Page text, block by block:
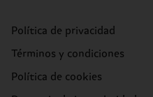
Política de privacidad
Términos y condiciones
Política de cookies